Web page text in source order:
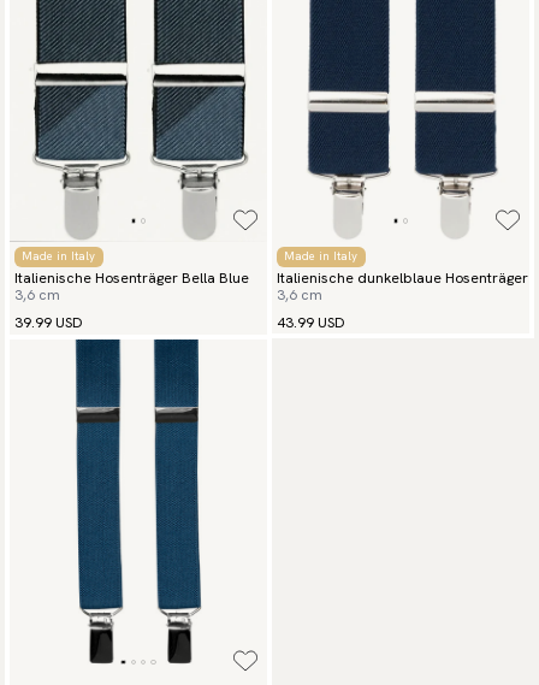
Made in Italy
Italienische Hosenträger Bella Blue
3,6 cm
39.99 USD
Made in Italy
Italienische dunkelblaue Hosenträger
3,6 cm
43.99 USD